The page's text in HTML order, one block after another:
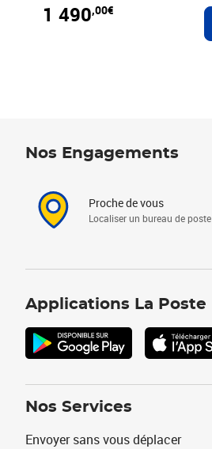
1 490,00€
Nos Engagements
Proche de vous
Localiser un bureau de poste
Applications La Poste
Nos Services
Envoyer sans vous déplacer